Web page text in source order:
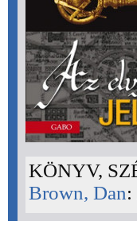
KÖNYV,
Brown, Dan: